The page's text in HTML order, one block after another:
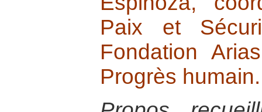
Paix et
Fondation
Progrès humain.